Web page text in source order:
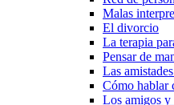
Malas
El divorcio
La terapia
Pensar de
Las
Cómo hablar
Los amigos y